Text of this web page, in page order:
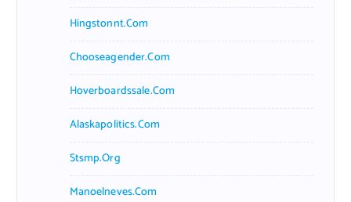
Hingstonnt.com
Chooseagender.com
Hoverboardssale.com
Alaskapolitics.com
Stsmp.org
Manoelneves.com